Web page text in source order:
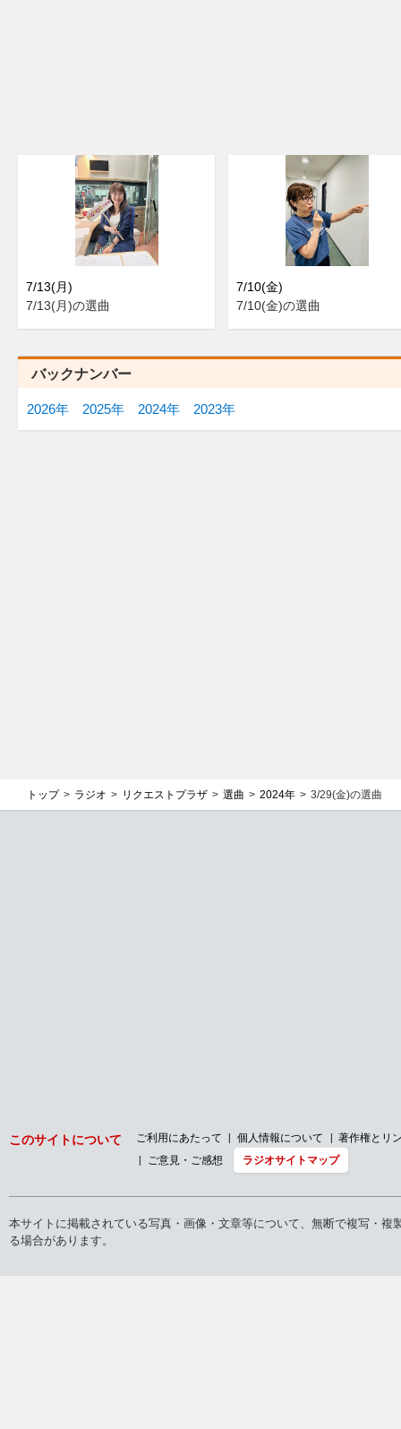
7/13(月)
7/13(月)の選曲
7/10(金)
7/10(金)の選曲
バックナンバー
2026年 2025年 2024年 2023年
トップ ラジオ リクエストプラザ 選曲 2024年 3/29(金)の選曲
このサイトについて ご利用にあたって 個人情報について
著作権とリ
ご意見・ご感想
ラジオサイトマップ
本サイトに掲載されている写真・画像・文章等について、無断で複写・
る場合があります。